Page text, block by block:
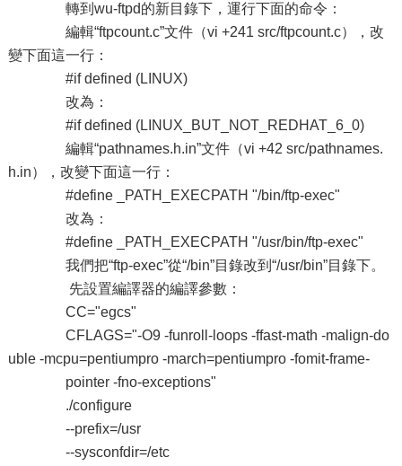
轉到wu-ftpd的新目錄下，運行下面的命令：
編輯“ftpcount.c”文件（vi +241 src/ftpcount.c），改
變下面這一行：
#if defined (LINUX)
改為：
#if defined (LINUX_BUT_NOT_REDHAT_6_0)
編輯“pathnames.h.in”文件（vi +42 src/pathnames.
h.in），改變下面這一行：
#define _PATH_EXECPATH "/bin/ftp-exec"
改為：
#define _PATH_EXECPATH "/usr/bin/ftp-exec"
我們把“ftp-exec”從“/bin”目錄改到“/usr/bin”目錄下。
先設置編譯器的編譯參數：
CC="egcs"
CFLAGS="-O9 -funroll-loops -ffast-math -malign-do
uble -mcpu=pentiumpro -march=pentiumpro -fomit-frame-
pointer -fno-exceptions"
./configure
--prefix=/usr
--sysconfdir=/etc